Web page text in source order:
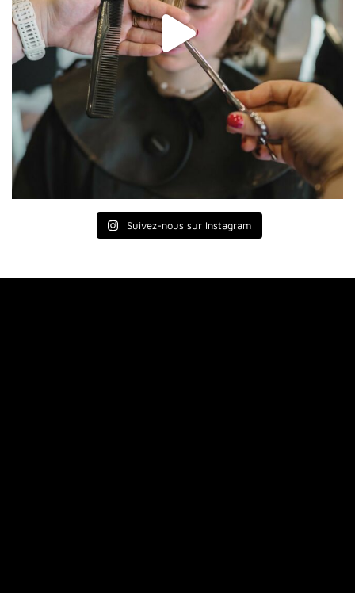
Suivez-nous sur Instagram